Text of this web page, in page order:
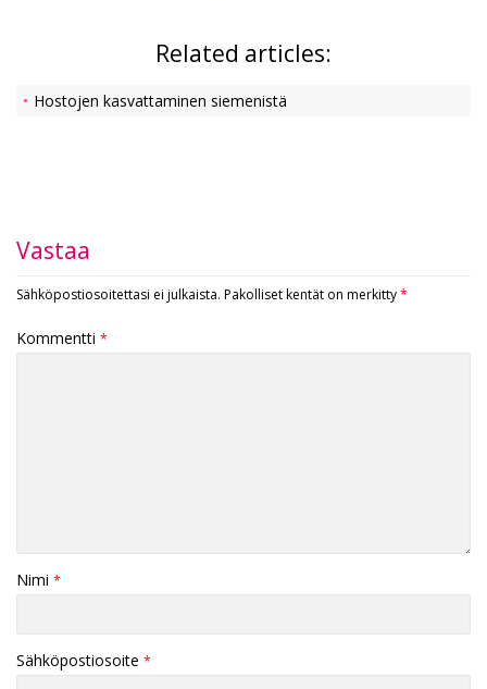
Related articles:
Hostojen kasvattaminen siemenistä
Vastaa
Sähköpostiosoitettasi ei julkaista. Pakolliset kentät on merkitty*
Kommentti *
Nimi *
Sähköpostiosoite *